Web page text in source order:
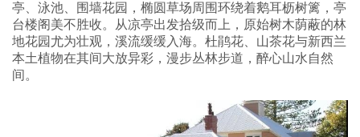
亭、泳池、围墙花园，椭圆草场周围环绕着鹅耳枥树篱，亭
台楼阁美不胜收。从凉亭出发拾级而上，原始树木荫蔽的林
地花园尤为壮观，溪流缓缓入海。杜鹃花、山茶花与新西兰
本土植物在其间大放异彩，漫步丛林步道，醉心山水自然
间。